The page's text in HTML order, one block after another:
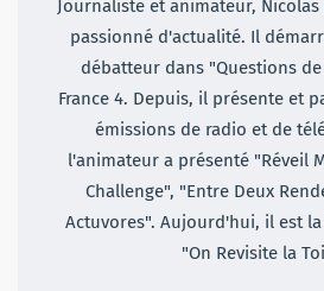
Journaliste et animateur,
passionné d'actualité. Il
débatteur dans "Questions
France 4. Depuis, il présente et
émissions de radio et de
l'animateur a présenté "Réveil
Challenge", "Entre Deux
Actuvores". Aujourd'hui, il est
"On Revisite la